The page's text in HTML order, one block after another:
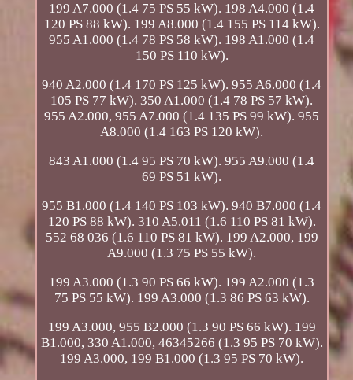
199 A7.000 (1.4 75 PS 55 kW). 198 A4.000 (1.4
120 PS 88 kW). 199 A8.000 (1.4 155 PS 114 kW).
955 A1.000 (1.4 78 PS 58 kW). 198 A1.000 (1.4
150 PS 110 kW).
940 A2.000 (1.4 170 PS 125 kW). 955 A6.000 (1.4
105 PS 77 kW). 350 A1.000 (1.4 78 PS 57 kW).
955 A2.000, 955 A7.000 (1.4 135 PS 99 kW). 955
A8.000 (1.4 163 PS 120 kW).
843 A1.000 (1.4 95 PS 70 kW). 955 A9.000 (1.4
69 PS 51 kW).
955 B1.000 (1.4 140 PS 103 kW). 940 B7.000 (1.4
120 PS 88 kW). 310 A5.011 (1.6 110 PS 81 kW).
552 68 036 (1.6 110 PS 81 kW). 199 A2.000, 199
A9.000 (1.3 75 PS 55 kW).
199 A3.000 (1.3 90 PS 66 kW). 199 A2.000 (1.3
75 PS 55 kW). 199 A3.000 (1.3 86 PS 63 kW).
199 A3.000, 955 B2.000 (1.3 90 PS 66 kW). 199
B1.000, 330 A1.000, 46345266 (1.3 95 PS 70 kW).
199 A3.000, 199 B1.000 (1.3 95 PS 70 kW).